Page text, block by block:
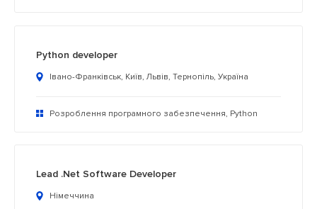
Python developer
Івано-Франківськ, Київ, Львів, Тернопіль, Україна
Розроблення програмного забезпечення, Python
Lead .Net Software Developer
Німеччина